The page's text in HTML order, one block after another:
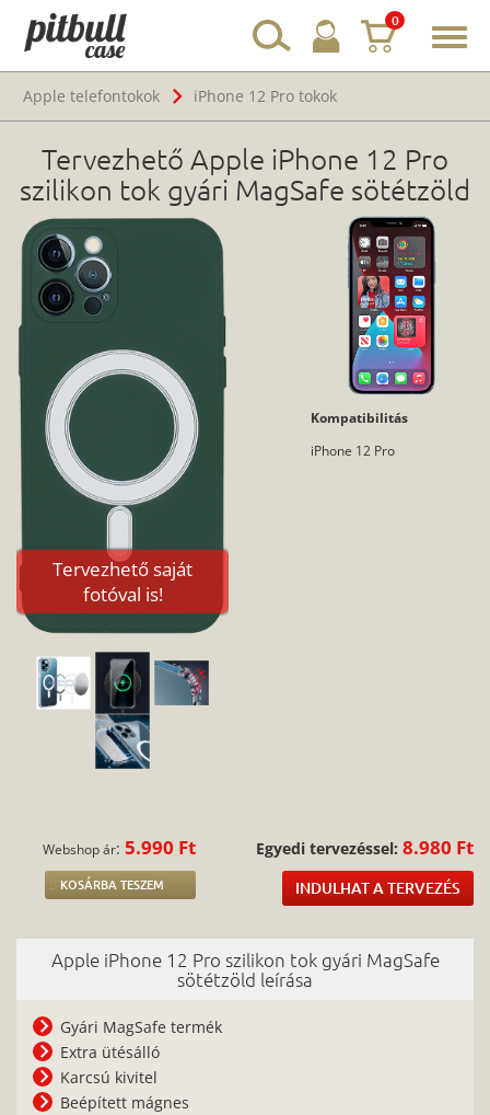
0
Apple telefontokok
iPhone 12 Pro tokok
Tervezhető Apple iPhone 12 Pro
szilikon tok gyári MagSafe sötétzöld
Tervezhető saját
fotóval is!
Kompatibilitás
iPhone 12 Pro
Webshop ár:5.990 Ft
KOSÁRBA TESZEM
Egyedi tervezéssel: 8.980 Ft
INDULHAT A TERVEZÉS
Apple iPhone 12 Pro szilikon tok gyári MagSafe
sötétzöld leírása
Gyári MagSafe termék
Extra ütésálló
Karcsú kivitel
Beépített mágnes